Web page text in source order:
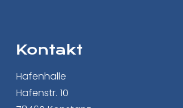
Kontakt
Hafenhalle
Hafenstr. 10